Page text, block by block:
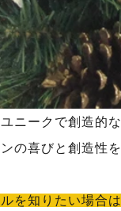
ニークで創造的
の喜びと創造性
を知りたい場合